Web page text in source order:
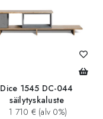
Dice 1545 DC-044
säilytyskaluste
1 710 € (alv 0%)